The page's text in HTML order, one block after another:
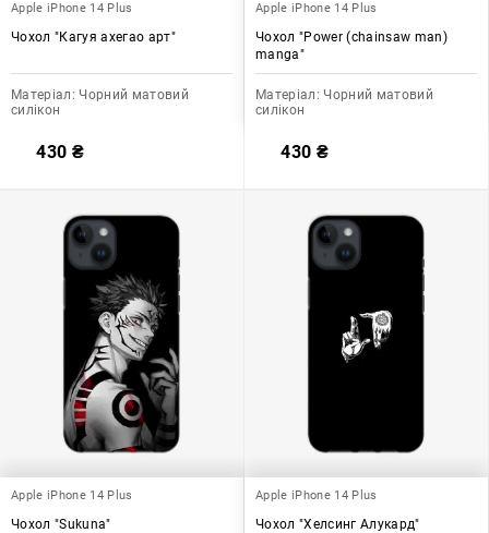
Apple iPhone 14 Plus
Чохол "Кагуя ахегао арт"
Матеріал: Чорний матовий
силікон
430 ₴
Apple iPhone 14 Plus
Чохол "Power (chainsaw man)
manga"
Матеріал: Чорний матовий
силікон
430 ₴
Apple iPhone 14 Plus
Чохол "Sukuna"
Apple iPhone 14 Plus
Чохол "Хелсинг Алукард"